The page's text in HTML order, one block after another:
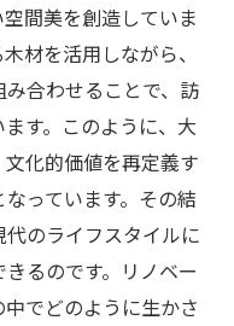
間美を創造していま
材を活用しながら、
合わせることで、訪
す。このように、大
化的価値を再定義す
っています。その結
のライフスタイルに
るのです。リノベー
でどのように生かさ